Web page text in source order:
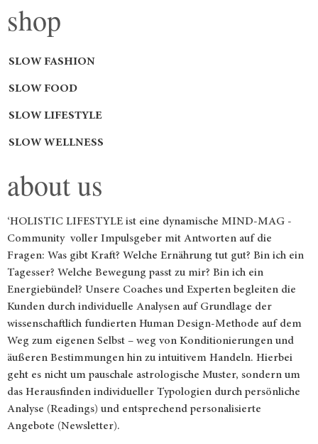
shop
SLOW FASHION
SLOW FOOD
SLOW LIFESTYLE
SLOW WELLNESS
about us
‘HOLISTIC LIFESTYLE ist eine dynamische MIND-MAG -
Community voller Impulsgeber mit Antworten auf die
Fragen: Was gibt Kraft? Welche Ernährung tut gut? Bin ich ein
Tagesser? Welche Bewegung passt zu mir? Bin ich ein
Energiebündel? Unsere Coaches und Experten begleiten die
Kunden durch individuelle Analysen auf Grundlage der
wissenschaftlich fundierten Human Design-Methode auf dem
Weg zum eigenen Selbst – weg von Konditionierungen und
äußeren Bestimmungen hin zu intuitivem Handeln. Hierbei
geht es nicht um pauschale astrologische Muster, sondern um
das Herausfinden individueller Typologien durch persönliche
Analyse (Readings) und entsprechend personalisierte
Angebote (Newsletter).